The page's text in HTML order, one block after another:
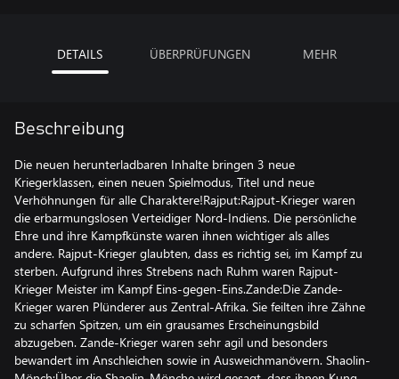
DETAILS ÜBERPRÜFUNGEN MEHR
Beschreibung
Die neuen herunterladbaren Inhalte bringen 3 neue
Kriegerklassen, einen neuen Spielmodus, Titel und neue
Verhöhnungen für alle Charaktere!Rajput:Rajput-Krieger waren
die erbarmungslosen Verteidiger Nord-Indiens. Die persönliche
Ehre und ihre Kampfkünste waren ihnen wichtiger als alles
andere. Rajput-Krieger glaubten, dass es richtig sei, im Kampf zu
sterben. Aufgrund ihres Strebens nach Ruhm waren Rajput-
Krieger Meister im Kampf Eins-gegen-Eins.Zande:Die Zande-
Krieger waren Plünderer aus Zentral-Afrika. Sie feilten ihre Zähne
zu scharfen Spitzen, um ein grausames Erscheinungsbild
abzugeben. Zande-Krieger waren sehr agil und besonders
bewandert im Anschleichen sowie in Ausweichmanövern. Shaolin-